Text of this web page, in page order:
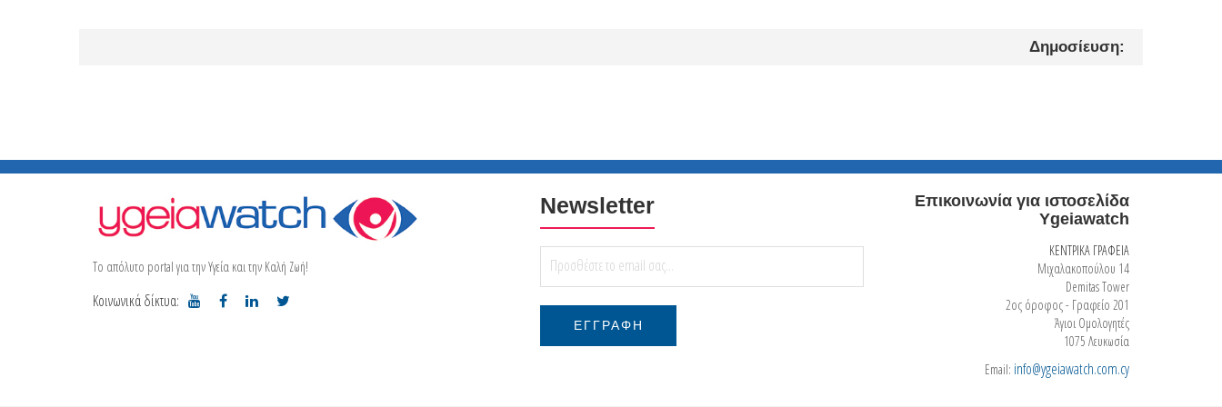
Δημοσίευση:
Το απόλυτο portal για την Υγεία και την Καλή Ζωή!
Κοινωνικά δίκτυα:
Newsletter
Επικοινωνία για ιστοσελίδα
Ygeiawatch
ΚΕΝΤΡΙΚΑ ΓΡΑΦΕΙΑ
Μιχαλακοπούλου 14
Demitas Tower
2ος όροφος - Γραφείο 201
Άγιοι Ομολογητές
1075 Λευκωσία
Email: info@ygeiawatch.com.cy